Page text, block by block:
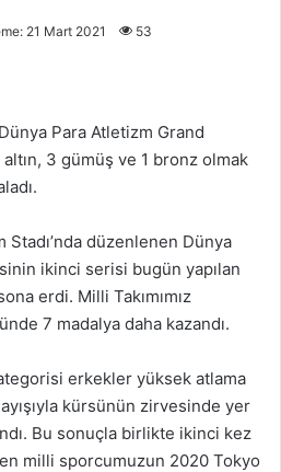
21 Mart 2021 53
Para Atletizm Grand
3 gümüş ve 1 bronz olmak
Stadı’nda düzenlenen Dünya
ikinci serisi bugün yapılan
erdi. Milli Takımımız
7 madalya daha kazandı.
erkekler yüksek atlama
kürsünün zirvesinde yer
Bu sonuçla birlikte ikinci kez
milli sporcumuzun 2020 Tokyo